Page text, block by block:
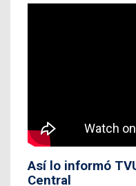
Así lo informó
Central